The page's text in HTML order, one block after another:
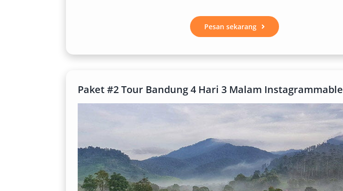
Pesan sekarang
Paket #2 Tour Bandung 4 Hari 3 Malam Instagrammable